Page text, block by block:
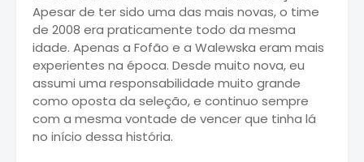
Apesar de ter sido uma das mais novas, o time
de 2008 era praticamente todo da mesma
idade. Apenas a Fofão e a Walewska eram mais
experientes na época. Desde muito nova, eu
assumi uma responsabilidade muito grande
como oposta da seleção, e continuo sempre
com a mesma vontade de vencer que tinha lá
no início dessa história.